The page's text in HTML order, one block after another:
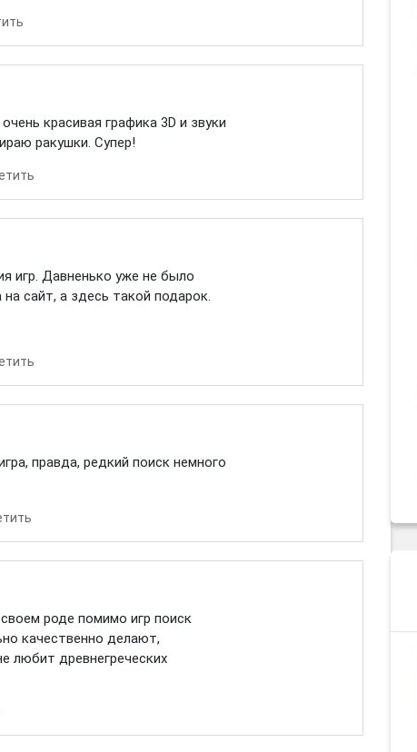
красивая графика 3D и звуки
ракушки. Супер!
игр. Давненько уже не было
сайт, а здесь такой подарок.
правда, редкий поиск немного
роде помимо игр поиск
качественно делают,
любит древнегреческих